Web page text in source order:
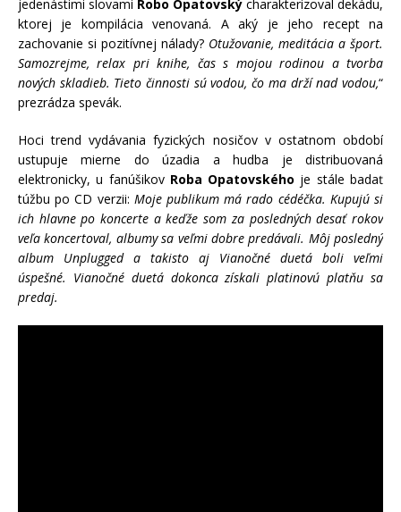
jedenástimi slovami Robo Opatovský charakterizoval dekádu,
ktorej je kompilácia venovaná. A aký je jeho recept na
zachovanie si pozitívnej nálady? Otužovanie, meditácia a šport.
Samozrejme, relax pri knihe, čas s mojou rodinou a tvorba
nových skladieb. Tieto činnosti sú vodou, čo ma drží nad vodou,“
prezrádza spevák.
Hoci trend vydávania fyzických nosičov v ostatnom období
ustupuje mierne do úzadia a hudba je distribuovaná
elektronicky, u fanúšikov Roba Opatovského je stále badať
túžbu po CD verzii: Moje publikum má rado cédéčka. Kupujú si
ich hlavne po koncerte a keďže som za posledných desať rokov
veľa koncertoval, albumy sa veľmi dobre predávali. Môj posledný
album Unplugged a takisto aj Vianočné duetá boli veľmi
úspešné. Vianočné duetá dokonca získali platinovú platňu sa
predaj.